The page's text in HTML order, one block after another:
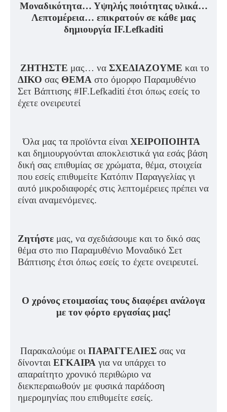
Μοναδικότητα… Υψηλής ποιότητας υλικά…
Λεπτομέρεια… επικρατούν σε κάθε μας
δημιουργία IF.Lefkaditi
ΖΗΤΗΣΤΕ μας… να ΣΧΕΔΙΑΖΟΥΜΕ και το
ΔΙΚΟ σας ΘΕΜΑ στο όμορφο Παραμυθένιο
Σετ Βάπτισης #IF.Lefkaditi έτσι όπως εσείς το
έχετε ονειρευτεί
Όλα μας τα προϊόντα είναι ΧΕΙΡΟΠΟΙΗΤΑ
και δημιουργούνται αποκλειστικά για εσάς βάση
δική σας επιθυμίας σε χρώματα, θέμα, στοιχεία
που εσείς επιθυμείτε Κατόπιν Παραγγελίας γι
αυτό μικροδιαφορές στις λεπτομέρειες πρέπει να
είναι αναμενόμενες.
Ζητήστε μας, να σχεδιάσουμε και το δικό σας
θέμα στο πιο Παραμυθένιο Μοναδικό Σετ
Βάπτισης έτσι όπως εσείς το έχετε ονειρευτεί.
Ο χρόνος ετοιμασίας τους διαφέρει ανάλογα
με τον φόρτο εργασίας μας!
Παρακαλούμε οι ΠΑΡΑΓΓΕΛΙΕΣ σας να
δίνονται ΕΓΚΑΙΡΑ για να υπάρχει το
απαραίτητο χρονικό περιθώριο να
διεκπεραιωθούν με φυσικά παράδοση
ημερομηνίας που επιθυμείτε εσείς.